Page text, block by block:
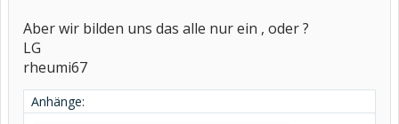
Aber wir bilden uns das alle nur ein , oder ?
LG
rheumi67
Anhänge: